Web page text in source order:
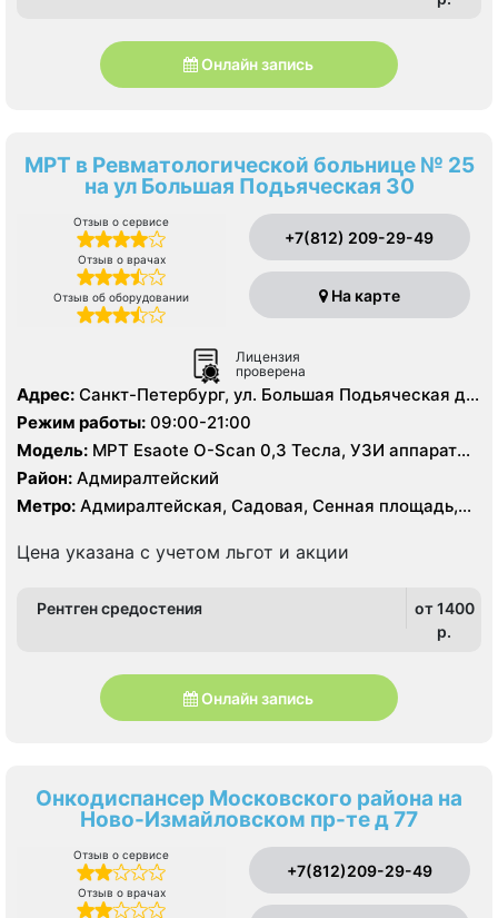
Онлайн запись
МРТ в Ревматологической больнице № 25
на ул Большая Подьяческая 30
Отзыв о сервисе
Отзыв о врачах
Отзыв об оборудовании
+7(812) 209-29-49
На карте
Лицензия
проверена
Адрес: Санкт-Петербург, ул. Большая Подьяческая д
30
Режим работы: 09:00-21:00
Модель: МРТ Esaote O-Scan 0,3 Тесла, УЗИ аппарат
MyLab 70, Рентген
Район: Адмиралтейский
Метро: Адмиралтейская, Садовая, Сенная площадь,
Цена указана с учетом льгот и акции
Рентген средостения
от 1400
p.
Онлайн запись
Онкодиспансер Московского района на
Ново-Измайловском пр-те д 77
Отзыв о сервисе
Отзыв о врачах
+7(812)209-29-49